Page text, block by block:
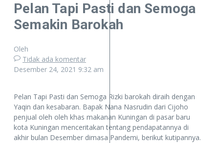
Pelan Tapi Pasti dan Semoga
Semakin Barokah
Oleh
Tidak ada komentar
Desember 24, 2021 9:32 am
Pelan Tapi Pasti dan Semoga Rizki barokah diraih dengan
Yaqin dan kesabaran. Bapak Nana Nasrudin dari Cijoho
penjual oleh oleh khas makanan Kuningan di pasar baru
kota Kuningan menceritakan tentang pendapatannya di
akhir bulan Desember dimasa Pandemi, berikut kutipannya.